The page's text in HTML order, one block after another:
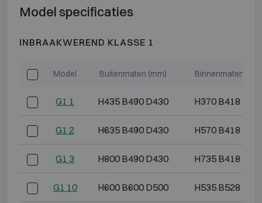
Model specificaties
INBRAAKWEREND KLASSE 1
Model Buitenmaten (mm) Binnenmaten
G1 1 H435 B490 D430 H370 B418
G1 2 H635 B490 D430 H570 B418
G1 3 H800 B490 D430 H735 B418
G1 10 H600 B600 D500 H535 B528